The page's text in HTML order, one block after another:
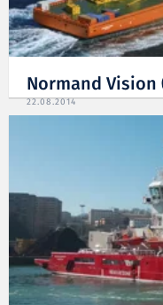
Normand Vision
22.08.2014